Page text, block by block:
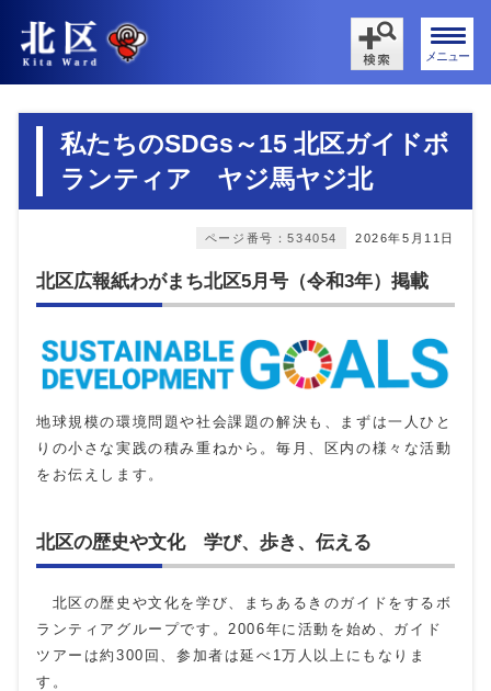
メニュー
私たちのSDGs～15 北区ガイドボ
ランティア ヤジ馬ヤジ北
2026年5月11日
ページ番号：534054
北区広報紙わがまち北区5月号（令和3年）掲載
地球規模の環境問題や社会課題の解決も、まずは一人ひと
りの小さな実践の積み重ねから。毎月、区内の様々な活動
をお伝えします。
北区の歴史や文化 学び、歩き、伝える
北区の歴史や文化を学び、まちあるきのガイドをするボ
ランティアグループです。2006年に活動を始め、ガイド
ツアーは約300回、参加者は延べ1万人以上にもなりま
す。